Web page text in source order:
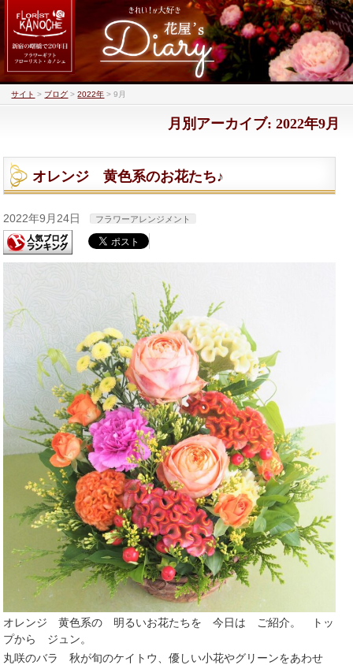
サイト > ブログ >2022年 >9月
月別アーカイブ: 2022年9月
オレンジ 黄色系のお花たち♪
2022年9月24日 フラワーアレンジメント
オレンジ 黄色系の 明るいお花たちを 今日は ご紹介。 トッ
プから ジュン。
丸咲のバラ 秋が旬のケイトウ、優しい小花やグリーンをあわせ